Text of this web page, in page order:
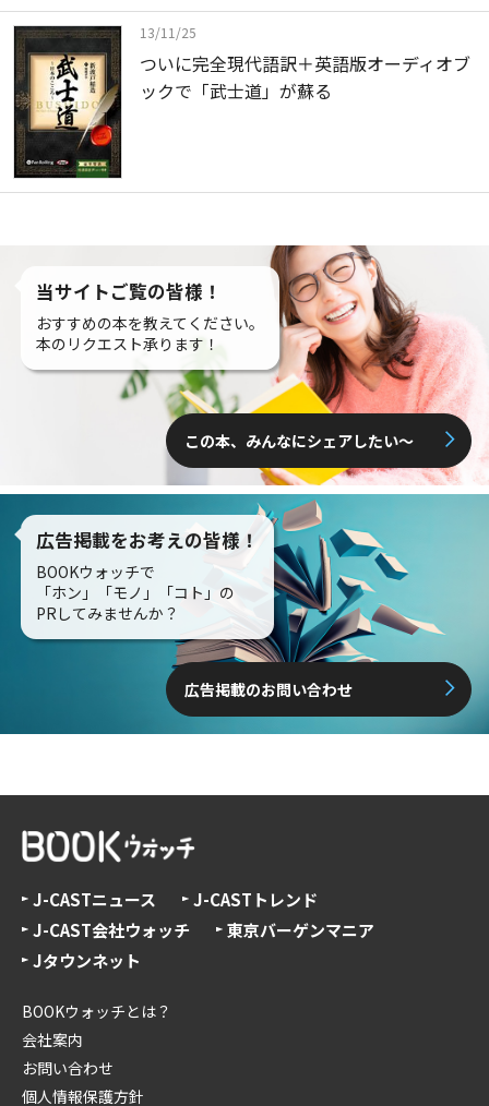
13/11/25
ついに完全現代語訳＋英語版オーディオブ
ックで「武士道」が蘇る
当サイトご覧の皆様！
おすすめの本を教えてください。
本のリクエスト承ります！
この本、みんなにシェアしたい〜
広告掲載をお考えの皆様！
BOOKウォッチで
「ホン」「モノ」「コト」の
PRしてみませんか？
広告掲載のお問い合わせ
J-CASTニュース
J-CASTトレンド
J-CAST会社ウォッチ
東京バーゲンマニア
Jタウンネット
BOOKウォッチとは？
会社案内
お問い合わせ
個人情報保護方針